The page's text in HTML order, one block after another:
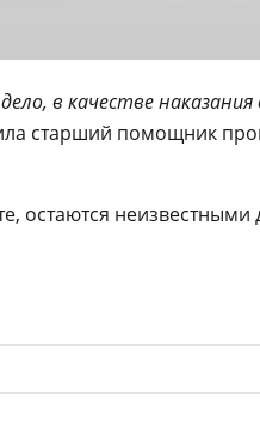
в качестве
старший помощник
остаются